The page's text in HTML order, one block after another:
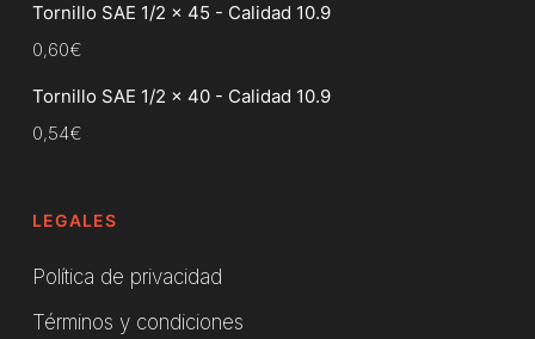
Tornillo SAE 1/2 x 45 - Calidad 10.9
0,60€
Tornillo SAE 1/2 x 40 - Calidad 10.9
0,54€
LEGALES
Política de privacidad
Términos y condiciones